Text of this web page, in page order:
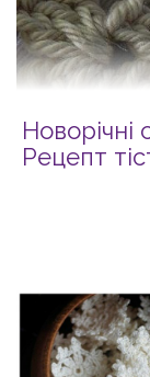
Новорічні
Рецепт